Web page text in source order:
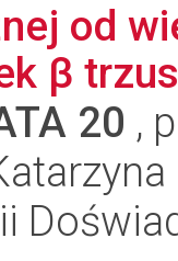
od
β
20 ,